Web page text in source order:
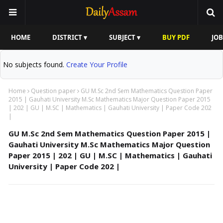
HOME DISTRICT ▾ SUBJECT ▾ BUY PDF
No subjects found. Create Your Profile
Home Question paper
GU M.Sc 2nd Sem Mathematics Question Paper
2015 | Gauhati University M.Sc Mathematics Major Question Paper 2015
| 202 | GU | M.SC | Mathematics | Gauhati University | Paper Code 202
|
GU M.Sc 2nd Sem Mathematics Question Paper 2015 |
Gauhati University M.Sc Mathematics Major Question
Paper 2015 | 202 | GU | M.SC | Mathematics | Gauhati
University | Paper Code 202 |